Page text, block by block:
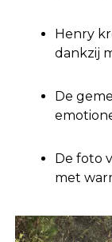
Henry
dankzij
De
De foto
met